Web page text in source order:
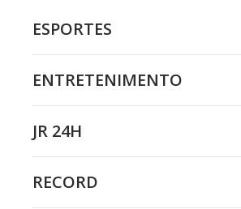
ESPORTES
ENTRETENIMENTO
JR 24H
RECORD